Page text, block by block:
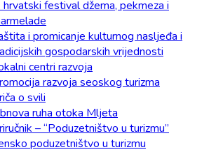
hrvatski festival džema, pekmeza i
i promicanje kulturnog nasljeđa i
gospodarskih vrijednosti
centri razvoja
razvoja seoskog turizma
o svili
ruha otoka Mljeta
– “Poduzetništvo u turizmu”
poduzetništvo u turizmu